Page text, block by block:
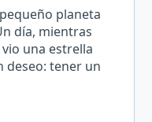
planeta
día, mientras
una estrella
deseo: tener un
compartir sus